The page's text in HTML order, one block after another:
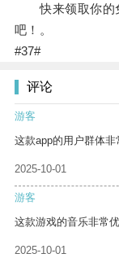
快来领取你的免
吧！。
#37#
评论
游客
这款app的用户群体非
2025-10-01
游客
这款游戏的音乐非常
2025-10-01